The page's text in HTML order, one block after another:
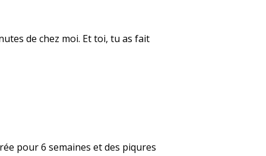
de chez moi. Et toi, tu as fait
pour 6 semaines et des piqures